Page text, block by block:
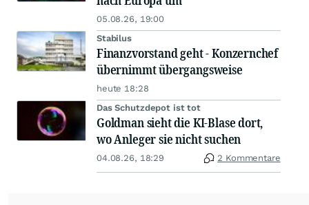
05.08.26, 19:00
Stabilus
Finanzvorstand geht - Konzernchef
übernimmt übergangsweise
heute 18:28
Das Schutzdepot ist tot
Goldman sieht die KI-Blase dort,
wo Anleger sie nicht suchen
04.08.26, 18:29 2 Kommentare